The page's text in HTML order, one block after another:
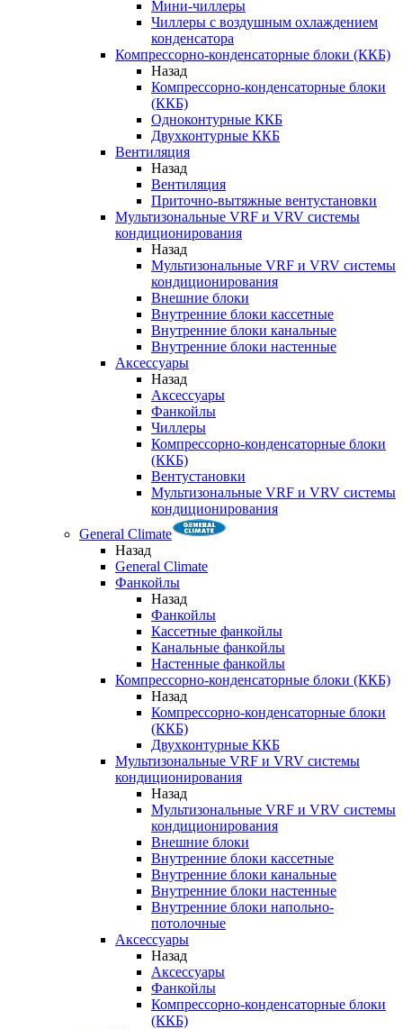
Мини-чиллеры
Чиллеры с воздушным охлаждением
конденсатора
Компрессорно-конденсаторные блоки (ККБ)
Назад
Компрессорно-конденсаторные блоки
(ККБ)
Одноконтурные ККБ
Двухконтурные ККБ
Вентиляция
Назад
Вентиляция
Приточно-вытяжные вентустановки
Мультизональные VRF и VRV системы
кондиционирования
Назад
Мультизональные VRF и VRV системы
кондиционирования
Внешние блоки
Внутренние блоки кассетные
Внутренние блоки канальные
Внутренние блоки настенные
Аксессуары
Назад
Аксессуары
Фанкойлы
Чиллеры
Компрессорно-конденсаторные блоки
(ККБ)
Вентустановки
Мультизональные VRF и VRV системы
кондиционирования
General Climate
Назад
General Climate
Фанкойлы
Назад
Фанкойлы
Кассетные фанкойлы
Канальные фанкойлы
Настенные фанкойлы
Компрессорно-конденсаторные блоки (ККБ)
Назад
Компрессорно-конденсаторные блоки
(ККБ)
Двухконтурные ККБ
Мультизональные VRF и VRV системы
кондиционирования
Назад
Мультизональные VRF и VRV системы
кондиционирования
Внешние блоки
Внутренние блоки кассетные
Внутренние блоки канальные
Внутренние блоки настенные
Внутренние блоки напольно-
потолочные
Аксессуары
Назад
Аксессуары
Фанкойлы
Компрессорно-конденсаторные блоки
(ККБ)